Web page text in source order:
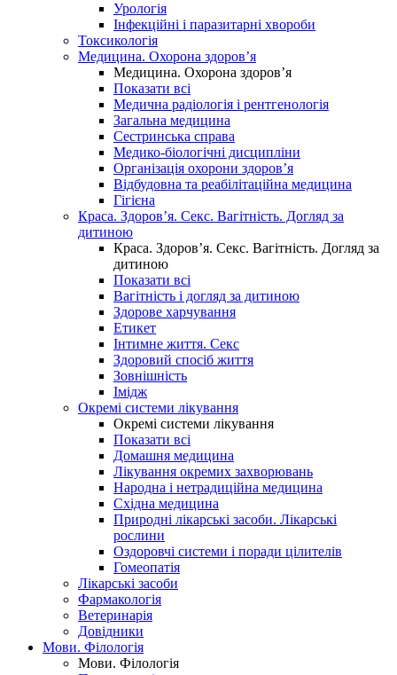
Урологія
Інфекційні і паразитарні хвороби
Токсикологія
Медицина. Охорона здоров’я
Медицина. Охорона здоров’я
Показати всі
Медична радіологія і рентгенологія
Загальна медицина
Сестринська справа
Медико-біологічні дисципліни
Організація охорони здоров’я
Відбудовна та реабілітаційна медицина
Гігієна
Краса. Здоров’я. Секс. Вагітність. Догляд за
дитиною
Краса. Здоров’я. Секс. Вагітність. Догляд за
дитиною
Показати всі
Вагітність і догляд за дитиною
Здорове харчування
Етикет
Інтимне життя. Секс
Здоровий спосіб життя
Зовнішність
Імідж
Окремі системи лікування
Окремі системи лікування
Показати всі
Домашня медицина
Лікування окремих захворювань
Народна і нетрадиційна медицина
Східна медицина
Природні лікарські засоби. Лікарські
рослини
Оздоровчі системи і поради цілителів
Гомеопатія
Лікарські засоби
Фармакологія
Ветеринарія
Довідники
Мови. Філологія
Мови. Філологія